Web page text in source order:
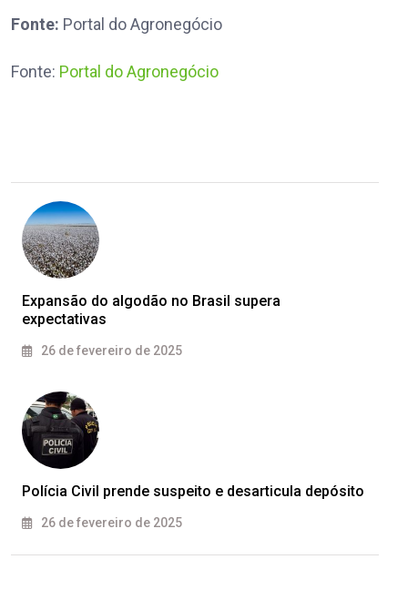
Fonte: Portal do Agronegócio
Fonte: Portal do Agronegócio
Expansão do algodão no Brasil supera
expectativas
26 de fevereiro de 2025
Polícia Civil prende suspeito e desarticula depósito
26 de fevereiro de 2025